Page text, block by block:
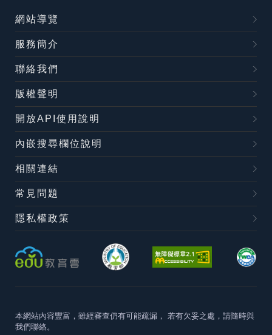
網站導覽
服務簡介
聯絡我們
版權聲明
開放API使用說明
內嵌搜尋欄位說明
相關連結
常見問題
隱私權政策
本網站內容豐富，雖經審查仍有可能疏漏， 若有欠妥之處，請隨時與
我們聯絡。